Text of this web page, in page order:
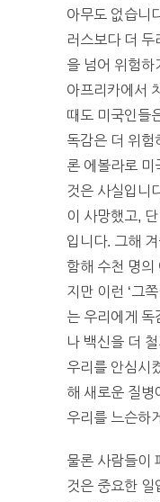
아무도 없습니
러스보다 더
을 넘어 위험
아프리카에서
때도 미국인들
독감은 더 위험
론 에볼라로 미
것은 사실입니
이 사망했고,
입니다. 그해
함해 수천 명의
지만 이런 ‘그
는 우리에게 독
나 백신을 더
우리를 안심시
해 새로운 질병
우리를 느슨하
물론 사람들이
것은 중요한 일